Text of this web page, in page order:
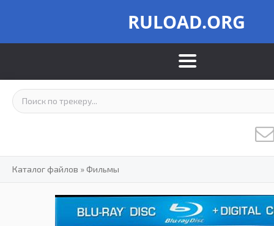
RULOAD.ORG
Каталог файлов »Фильмы